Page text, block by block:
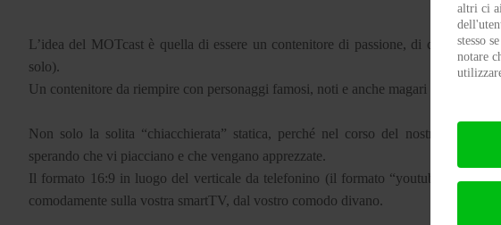
L’idea del MOTcast è quella di essere un contenitore di passione, di
solo).
Un contenitore da riempire con personaggi famosi, noti e anche magari meno noti,
Non solo la solita “chiacchierata” statica, perché nel corso del nostro viaggio
sperando che vi piacciano e che vengano apprezzate.
Il formato 16:9 in luogo del verticale da telefonino (il formato “youtube”)
comodamente sulla vostra smartTV, dal vostro comodo divano.
altri ci
stesso
notare